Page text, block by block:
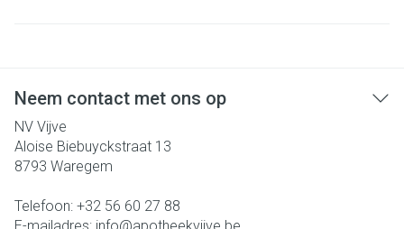
Neem contact met ons op
NV Vijve
Aloise Biebuyckstraat 13
8793 Waregem
Telefoon: +32 56 60 27 88